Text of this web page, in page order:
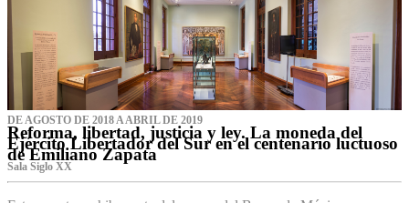
DE AGOSTO DE 2018 A ABRIL DE 2019
Reforma, libertad, justicia y ley. La moneda del
Ejército Libertador del Sur en el centenario luctuoso
de Emiliano Zapata
Sala Siglo XX